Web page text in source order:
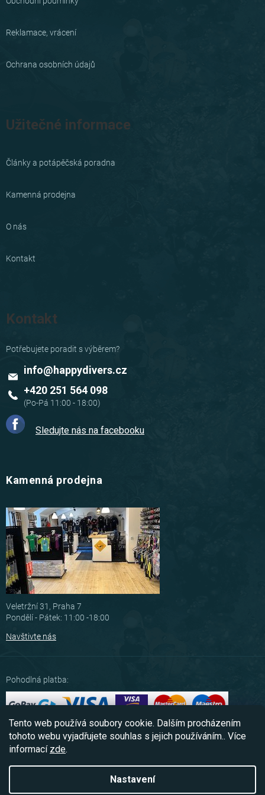
Tento web používá soubory cookie. Dalším procházením
tohoto webu vyjadřujete souhlas s jejich používáním.. Více
informací zde.
Nastavení
Reklamace, vrácení
Ochrana osobních údajů
Užitečné informace
Články a potápěčská poradna
Kamenná prodejna
O nás
Kontakt
Kontakt
info@happydivers.cz
+420 251 564 098
Sledujte nás na facebooku
Kamenná prodejna
Veletržní 31, Praha 7
Pondělí - Pátek: 11:00 -18:00
Navštivte nás
Pohodlná platba:
Možnosti dopravy: